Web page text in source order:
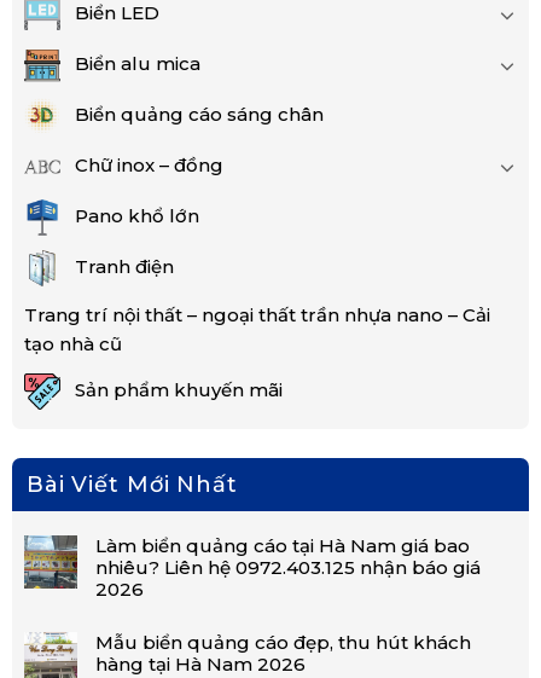
Biển LED
Biển alu mica
Biển quảng cáo sáng chân
Chữ inox – đồng
Pano khổ lớn
Tranh điện
Trang trí nội thất – ngoại thất trần nhựa nano – Cải
tạo nhà cũ
Sản phẩm khuyến mãi
Bài Viết Mới Nhất
Làm biển quảng cáo tại Hà Nam giá bao
nhiêu? Liên hệ 0972.403.125 nhận báo giá
2026
Mẫu biển quảng cáo đẹp, thu hút khách
hàng tại Hà Nam 2026